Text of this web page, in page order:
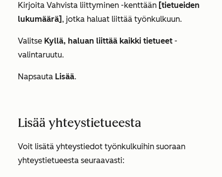
Kirjoita Vahvista liittyminen -kenttään [tietueiden
lukumäärä] , jotka haluat liittää työnkulkuun.
Valitse Kyllä, haluan liittää kaikki tietueet -
valintaruutu.
Napsauta Lisää.
Lisää yhteystietueesta
Voit lisätä yhteystiedot työnkulkuihin suoraan
yhteystietueesta seuraavasti: